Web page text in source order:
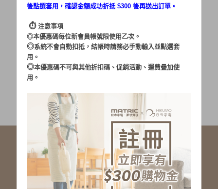
社群服務連結
線上客服 LINE 歡迎加入 <LINE ID: @matric.jp>
線上客服 Facebook 歡迎加入
後點選套用，確認金額成功折抵 $300 後再送出訂單。
⏱︎ 注意事項
◎本優惠碼每位新會員帳號限使用乙次。
◎系統不會自動扣抵，結帳時請務必手動輸入並點選套
用。
◎本優惠碼不可與其他折扣碼、促銷活動、運費疊加使
用。